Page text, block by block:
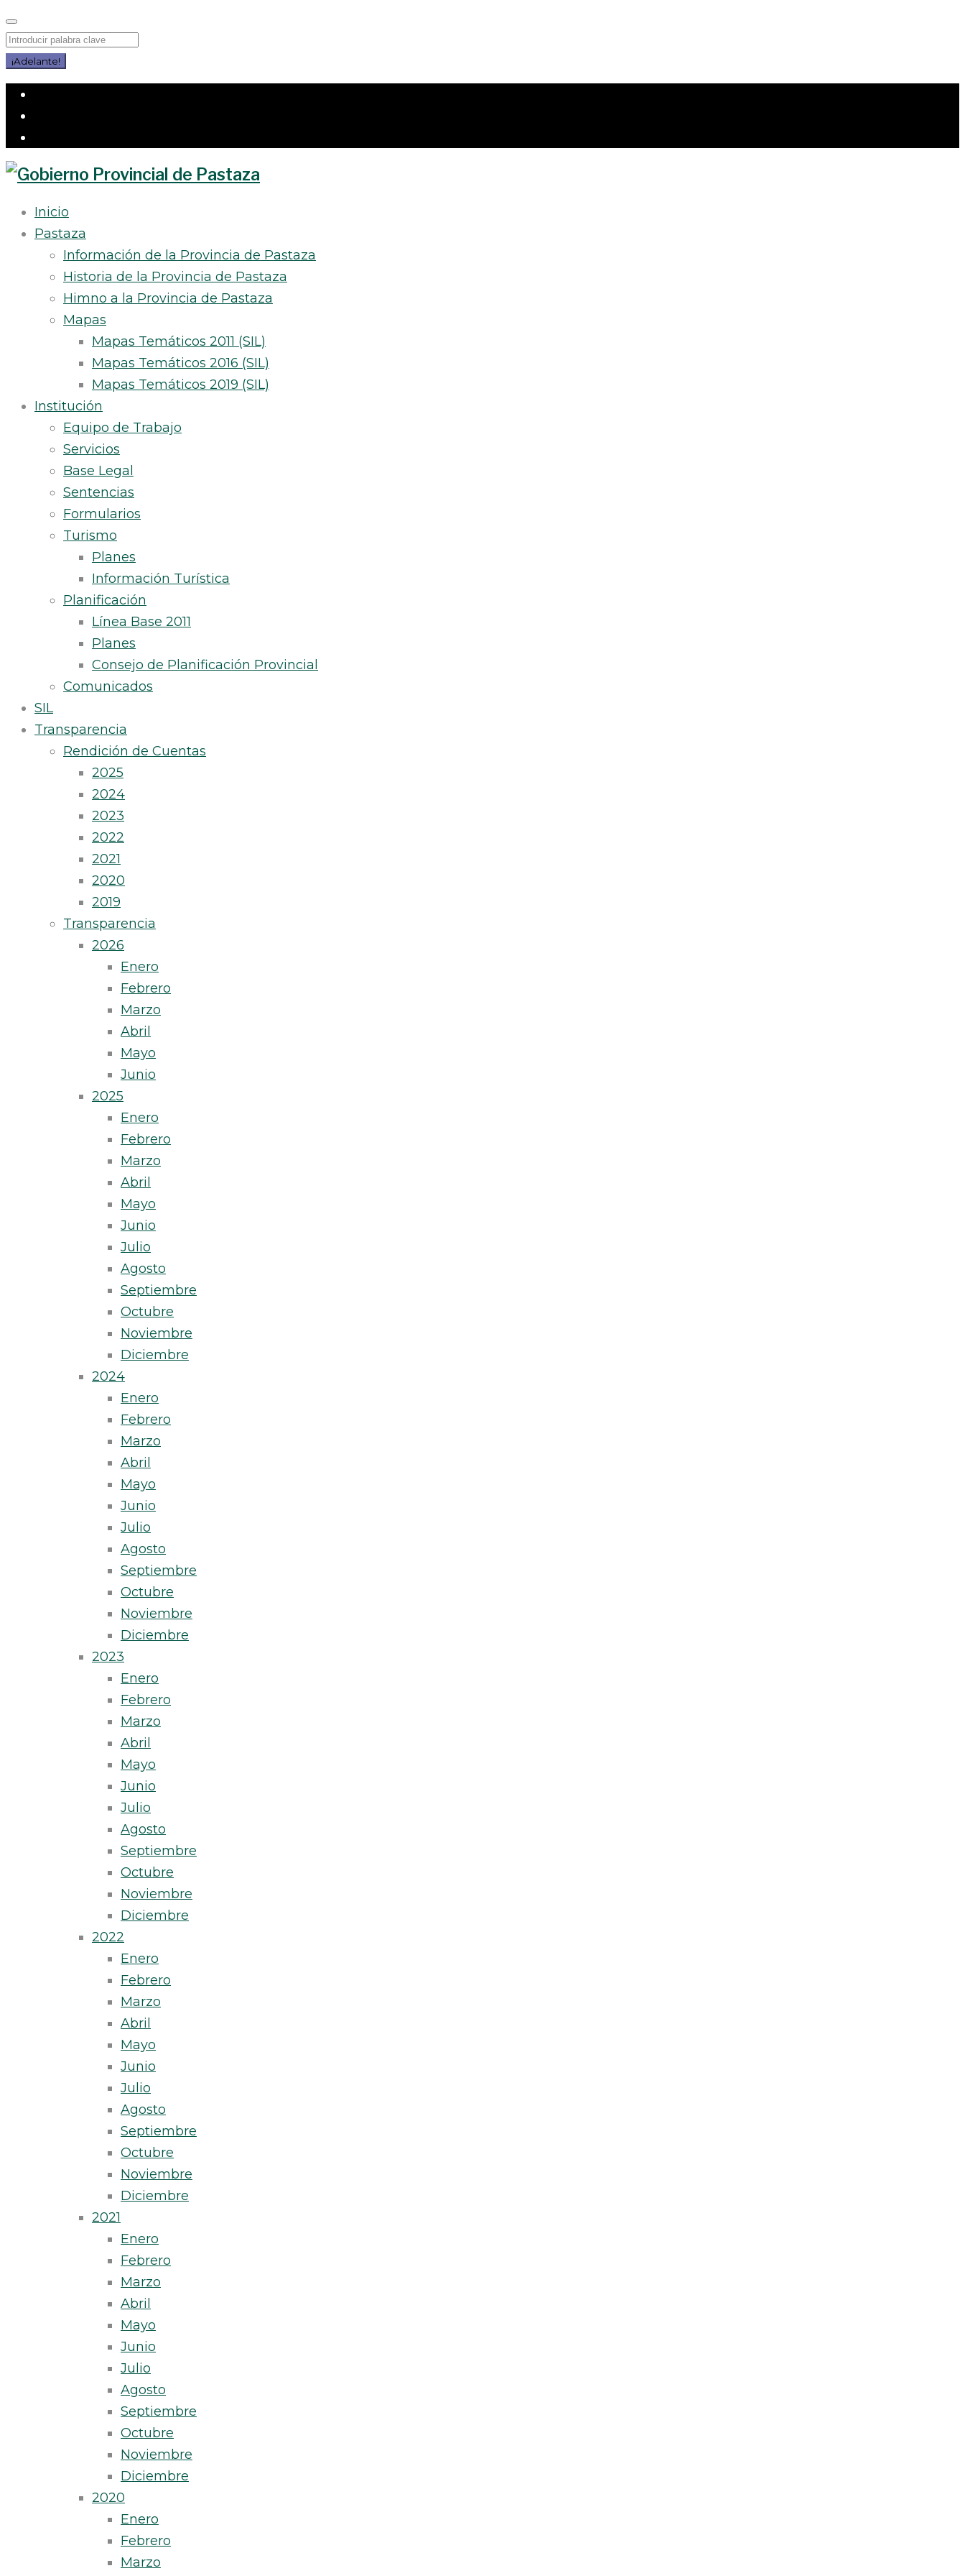
Saltar
al
contenido
Buscar
por:
¡Adelante!
Inicio
Pastaza
Información de la Provincia de Pastaza
Historia de la Provincia de Pastaza
Himno a la Provincia de Pastaza
Mapas
Mapas Temáticos 2011 (SIL)
Mapas Temáticos 2016 (SIL)
Mapas Temáticos 2019 (SIL)
Institución
Equipo de Trabajo
Servicios
Base Legal
Sentencias
Formularios
Turismo
Planes
Información Turística
Planificación
Línea Base 2011
Planes
Consejo de Planificación Provincial
Comunicados
SIL
Transparencia
Rendición de Cuentas
2025
2024
2023
2022
2021
2020
2019
Transparencia
2026
Enero
Febrero
Marzo
Abril
Mayo
Junio
2025
Enero
Febrero
Marzo
Abril
Mayo
Junio
Julio
Agosto
Septiembre
Octubre
Noviembre
Diciembre
2024
Enero
Febrero
Marzo
Abril
Mayo
Junio
Julio
Agosto
Septiembre
Octubre
Noviembre
Diciembre
2023
Enero
Febrero
Marzo
Abril
Mayo
Junio
Julio
Agosto
Septiembre
Octubre
Noviembre
Diciembre
2022
Enero
Febrero
Marzo
Abril
Mayo
Junio
Julio
Agosto
Septiembre
Octubre
Noviembre
Diciembre
2021
Enero
Febrero
Marzo
Abril
Mayo
Junio
Julio
Agosto
Septiembre
Octubre
Noviembre
Diciembre
2020
Enero
Febrero
Marzo